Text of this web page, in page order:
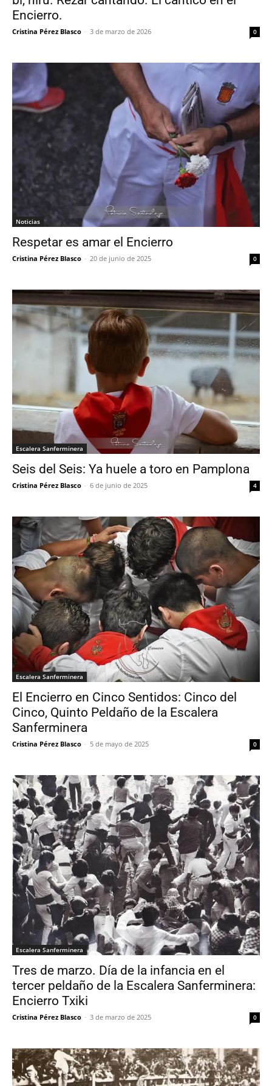
Encierro.
Cristina Pérez Blasco - 3 de marzo de 2026 0
Noticias
Respetar es amar el Encierro
Cristina Pérez Blasco - 20 de junio de 2025 0
Escalera Sanferminera
Seis del Seis: Ya huele a toro en Pamplona
Cristina Pérez Blasco - 6 de junio de 2025 4
Escalera Sanferminera
El Encierro en Cinco Sentidos: Cinco del
Cinco, Quinto Peldaño de la Escalera
Sanferminera
Cristina Pérez Blasco - 5 de mayo de 2025 0
Escalera Sanferminera
Tres de marzo. Día de la infancia en el
tercer peldaño de la Escalera Sanferminera:
Encierro Txiki
Cristina Pérez Blasco - 3 de marzo de 2025 0